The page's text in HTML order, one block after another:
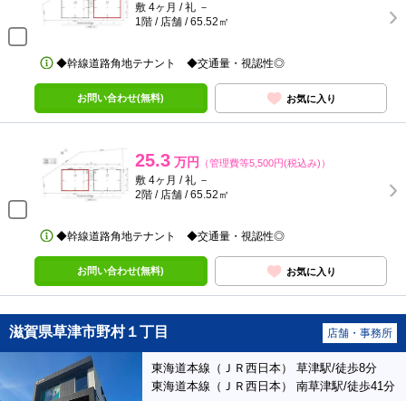
敷 4ヶ月 / 礼 －
1階 / 店舗 / 65.52㎡
◆幹線道路角地テナント ◆交通量・視認性◎
お問い合わせ(無料) お気に入り
25.3 万円 （管理費等5,500円(税込み)）
敷 4ヶ月 / 礼 －
2階 / 店舗 / 65.52㎡
◆幹線道路角地テナント ◆交通量・視認性◎
お問い合わせ(無料) お気に入り
滋賀県草津市野村１丁目 店舗・事務所
東海道本線（ＪＲ西日本） 草津駅/徒歩8分
東海道本線（ＪＲ西日本） 南草津駅/徒歩41分